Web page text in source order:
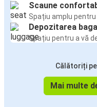
Scaune
Spațiu amplu
Depozitarea
Spațiu pentru a vă
Călătoriți
Mai multe